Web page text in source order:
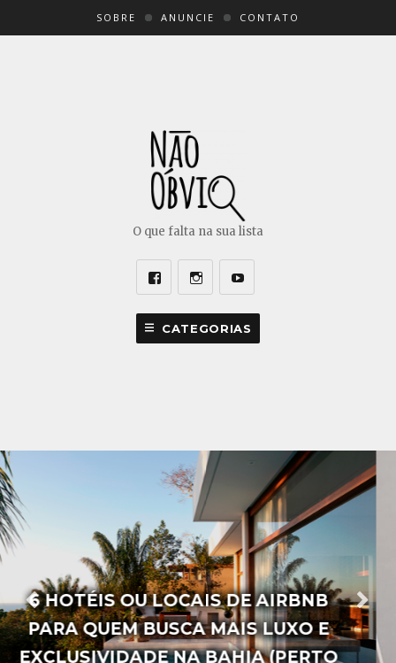
SOBRE ANUNCIE CONTATO
O que falta na sua lista
CATEGORIAS
AS 20 FRASES MAIS FAMOSAS DA
ESCRITORA VANESSA BRUNT